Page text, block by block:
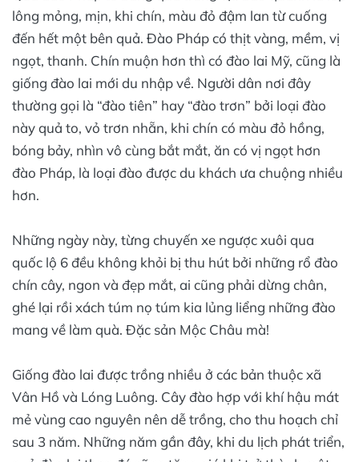
lông mỏng, mịn, khi chín, màu đỏ đậm lan từ cuống
đến hết một bên quả. Đào Pháp có thịt vàng, mềm, vị
ngọt, thanh. Chín muộn hơn thì có đào lai Mỹ, cũng là
giống đào lai mới du nhập về. Người dân nơi đây
thường gọi là “đào tiên” hay “đào trơn” bởi loại đào
này quả to, vỏ trơn nhẵn, khi chín có màu đỏ hồng,
bóng bảy, nhìn vô cùng bắt mắt, ăn có vị ngọt hơn
đào Pháp, là loại đào được du khách ưa chuộng nhiều
hơn.
Những ngày này, từng chuyến xe ngược xuôi qua
quốc lộ 6 đều không khỏi bị thu hút bởi những rổ đào
chín cây, ngon và đẹp mắt, ai cũng phải dừng chân,
ghé lại rồi xách túm nọ túm kia lủng liểng những đào
mang về làm quà. Đặc sản Mộc Châu mà!
Giống đào lai được trồng nhiều ở các bản thuộc xã
Vân Hồ và Lóng Luông. Cây đào hợp với khí hậu mát
mẻ vùng cao nguyên nên dễ trồng, cho thu hoạch chỉ
sau 3 năm. Những năm gần đây, khi du lịch phát triển,